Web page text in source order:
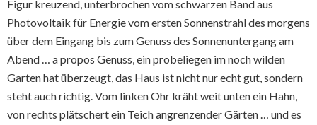
Figur kreuzend, unterbrochen vom schwarzen Band aus
Photovoltaik für Energie vom ersten Sonnenstrahl des morgens
über dem Eingang bis zum Genuss des Sonnenuntergang am
Abend … a propos Genuss, ein probeliegen im noch wilden
Garten hat überzeugt, das Haus ist nicht nur echt gut, sondern
steht auch richtig. Vom linken Ohr kräht weit unten ein Hahn,
von rechts plätschert ein Teich angrenzender Gärten … und es